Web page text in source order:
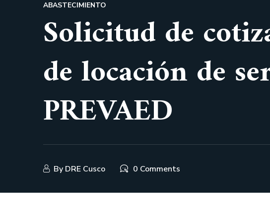
ABASTECIMIENTO
Solicitud de
de locación de
PREVAED
By DRE Cusco 0 Comments